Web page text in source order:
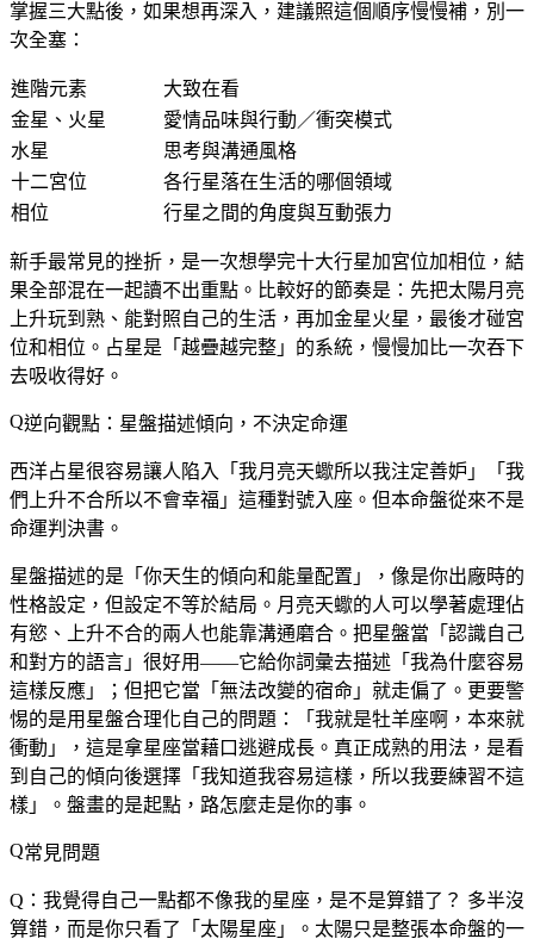
掌握三大點後，如果想再深入，建議照這個順序慢慢補，別一
次全塞：
進階元素
大致在看
金星、火星
愛情品味與行動／衝突模式
水星
思考與溝通風格
十二宮位
各行星落在生活的哪個領域
相位
行星之間的角度與互動張力
新手最常見的挫折，是一次想學完十大行星加宮位加相位，結
果全部混在一起讀不出重點。比較好的節奏是：先把太陽月亮
上升玩到熟、能對照自己的生活，再加金星火星，最後才碰宮
位和相位。占星是「越疊越完整」的系統，慢慢加比一次吞下
去吸收得好。
逆向觀點：星盤描述傾向，不決定命運
西洋占星很容易讓人陷入「我月亮天蠍所以我注定善妒」「我
們上升不合所以不會幸福」這種對號入座。但本命盤從來不是
命運判決書。
星盤描述的是「你天生的傾向和能量配置」，像是你出廠時的
性格設定，但設定不等於結局。月亮天蠍的人可以學著處理佔
有慾、上升不合的兩人也能靠溝通磨合。把星盤當「認識自己
和對方的語言」很好用——它給你詞彙去描述「我為什麼容易
這樣反應」；但把它當「無法改變的宿命」就走偏了。更要警
惕的是用星盤合理化自己的問題：「我就是牡羊座啊，本來就
衝動」，這是拿星座當藉口逃避成長。真正成熟的用法，是看
到自己的傾向後選擇「我知道我容易這樣，所以我要練習不這
樣」。盤畫的是起點，路怎麼走是你的事。
常見問題
Q：我覺得自己一點都不像我的星座，是不是算錯了？ 多半沒
算錯，而是你只看了「太陽星座」。太陽只是整張本命盤的一